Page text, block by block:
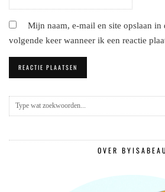
Mijn naam, e-mail en site opslaan in
volgende keer wanneer ik een reactie
OVER BYISABEAU